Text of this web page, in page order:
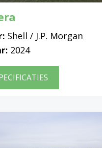
Shell / J.P. Morgan
2024